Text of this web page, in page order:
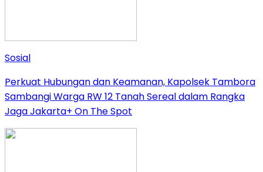
Sosial
Perkuat Hubungan dan Keamanan, Kapolsek Tambora
Sambangi Warga RW 12 Tanah Sereal dalam Rangka
Jaga Jakarta+ On The Spot